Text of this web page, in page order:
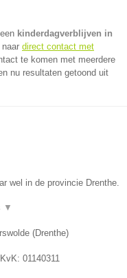
kinderdagverblijven in
direct contact met
te komen met meerdere
nu resultaten getoond uit
wel in de provincie Drenthe.
▼
(Drenthe)
01140311